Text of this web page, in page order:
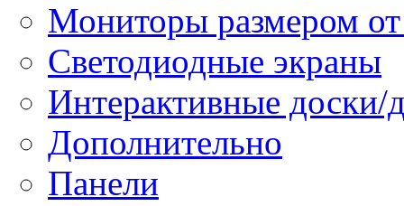
Мониторы размером
Светодиодные экраны
Интерактивные доски/
Дополнительно
Панели